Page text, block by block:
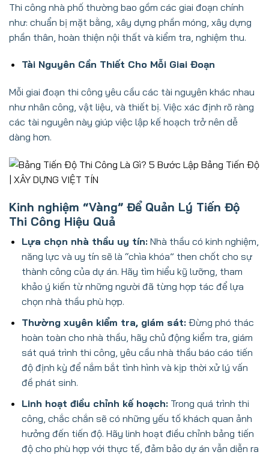
Thi công nhà phố thường bao gồm các giai đoạn chính
như: chuẩn bị mặt bằng, xây dựng phần móng, xây dựng
phần thân, hoàn thiện nội thất và kiểm tra, nghiệm thu.
Tài Nguyên Cần Thiết Cho Mỗi Giai Đoạn
Mỗi giai đoạn thi công yêu cầu các tài nguyên khác nhau
như nhân công, vật liệu, và thiết bị. Việc xác định rõ ràng
các tài nguyên này giúp việc lập kế hoạch trở nên dễ
dàng hơn.
Kinh nghiệm “Vàng” Để Quản Lý Tiến Độ
Thi Công Hiệu Quả
Lựa chọn nhà thầu uy tín:Nhà thầu có kinh nghiệm,
năng lực và uy tín sẽ là “chìa khóa” then chốt cho sự
thành công của dự án. Hãy tìm hiểu kỹ lưỡng, tham
khảo ý kiến từ những người đã từng hợp tác để lựa
chọn nhà thầu phù hợp.
Thường xuyên kiểm tra, giám sát:Đừng phó thác
hoàn toàn cho nhà thầu, hãy chủ động kiểm tra, giám
sát quá trình thi công, yêu cầu nhà thầu báo cáo tiến
độ định kỳ để nắm bắt tình hình và kịp thời xử lý vấn
đề phát sinh.
Linh hoạt điều chỉnh kế hoạch:Trong quá trình thi
công, chắc chắn sẽ có những yếu tố khách quan ảnh
hưởng đến tiến độ. Hãy linh hoạt điều chỉnh bảng tiến
độ cho phù hợp với thực tế, đảm bảo dự án vẫn diễn ra